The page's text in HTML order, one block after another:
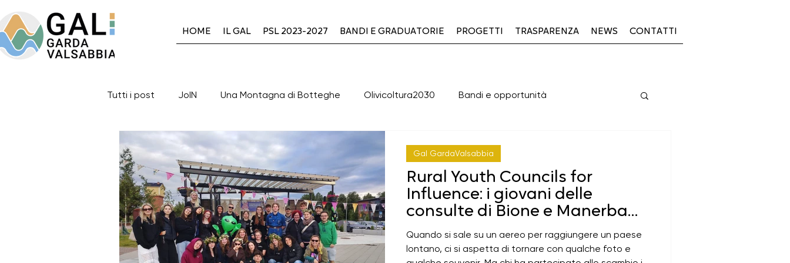
HOME IL GAL PSL 2023-2027 BANDI E GRADUATORIE PROGETTI TRASPARENZA NEWS CONTATTI
Tutti i post JoIN Una Montagna di Botteghe Olivicoltura2030 Bandi e opportunità
Gal GardaValsabbia Autovalutazione PLUS
Eventi in corso Eventi conclusi BANDI DI GARA APERTI BANDI DI GARA CHIUSI
I progetti del Gal: 2014-2020 Green & Blue ERASMUS+ - K154 Cooperazione 23-27
Rural Youth Councils for
Influence: i giovani delle
consulte di Bione e Manerba
del Garda alla scoperta della
partecipazione giovanile in
Quando si sale su un aereo per raggiungere un paese
lontano, ci si aspetta di tornare con qualche foto e
Gal GardaValsabbia